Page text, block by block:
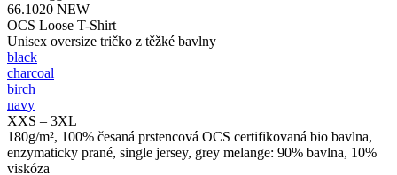
66.1020 NEW
OCS Loose T-Shirt
Unisex oversize tričko z těžké bavlny
black
charcoal
birch
navy
XXS – 3XL
180g/m², 100% česaná prstencová OCS certifikovaná bio bavlna,
enzymaticky prané, single jersey, grey melange: 90% bavlna, 10%
viskóza